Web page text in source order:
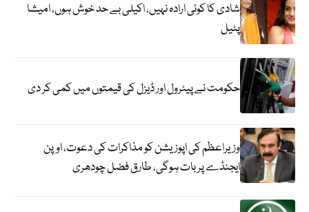
شادی کا کوئی ارادہ نہیں، اکیلی بے حد خوش ہوں، امیشا
پٹیل
حکومت نے پیٹرول اور ڈیزل کی قیمتوں میں کمی کر دی
وزیراعظم کی اپوزیشن کو مذاکرات کی دعوت، اوپن
ایجنڈے پر بات ہوگی، طارق فضل چودھری